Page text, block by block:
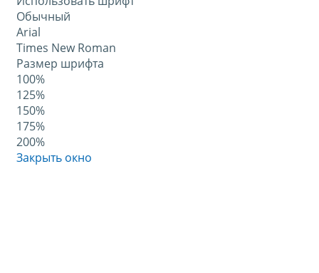
Обычный
Arial
Times New Roman
Размер шрифта
100%
125%
150%
175%
200%
Закрыть окно